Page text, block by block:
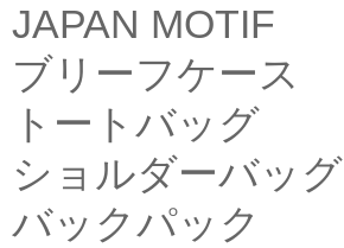
JAPAN MOTIF
ブリーフケース
トートバッグ
ショルダーバッグ
バックパック